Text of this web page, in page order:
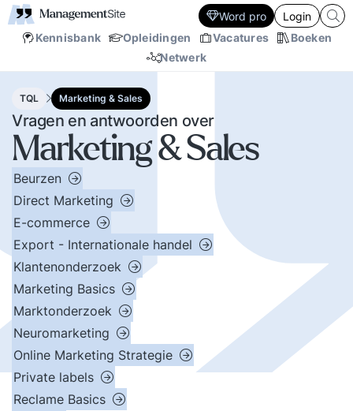
Kennisbank Opleidingen Vacatures
Boeken
Netwerk
Word pro Login
TQL Marketing & Sales
Vragen en antwoorden over
Marketing & Sales
Beurzen
Direct Marketing
E-commerce
Export - Internationale handel
Klantenonderzoek
Marketing Basics
Marktonderzoek
Neuromarketing
Online Marketing Strategie
Private labels
Reclame Basics